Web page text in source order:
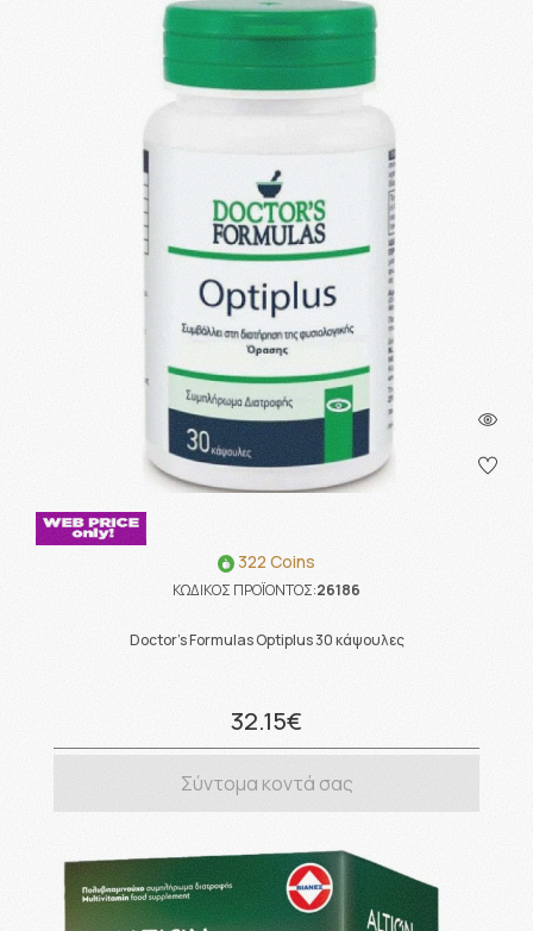
322 Coins
ΚΩΔΙΚΟΣ ΠΡΟΪΟΝΤΟΣ:26186
Doctor's Formulas Optiplus 30 κάψουλες
32.15€
Σύντομα κοντά σας